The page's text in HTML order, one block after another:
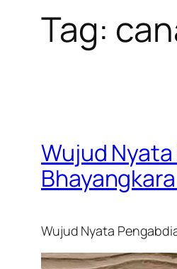
Tag:
Wujud
Wujud Nyata